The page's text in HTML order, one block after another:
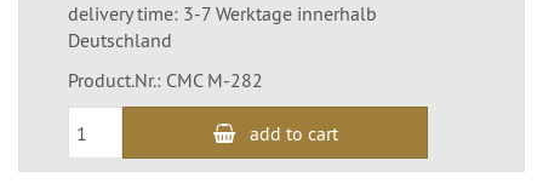
delivery time: 3-7 Werktage innerhalb
Deutschland
Product.Nr.: CMC M-282
add to cart